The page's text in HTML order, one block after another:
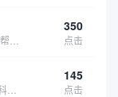
350
点击
145
点击